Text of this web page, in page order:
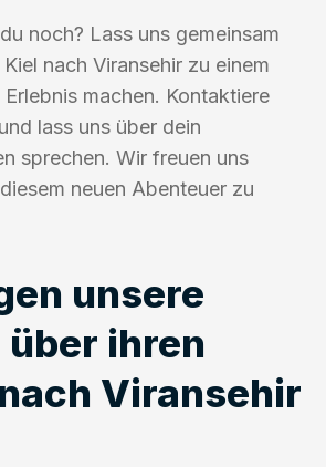
noch? Lass uns gemeinsam
nach Viransehir zu einem
machen. Kontaktiere
lass uns über dein
sprechen. Wir freuen uns
neuen Abenteuer zu
unsere
über ihren
Viransehir